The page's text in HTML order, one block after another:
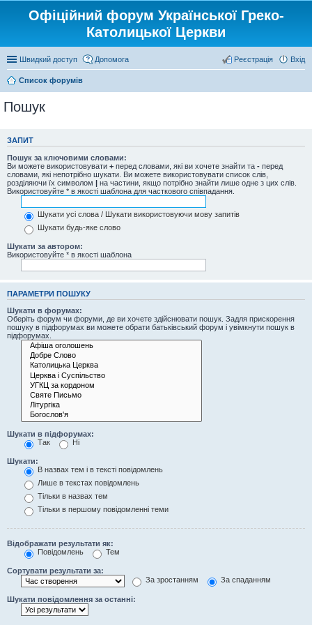
Офіційний форум Української Греко-
Католицької Церкви
Швидкий доступ Допомога Вхід
Реєстрація
Список форумів
Пошук
ЗАПИТ
Пошук за ключовими словами:
Ви можете використовувати + перед словами, які ви хочете знайти та - перед
словами, які непотрібно шукати. Ви можете використовувати список слів,
розділяючи їх символом | на частини, якщо потрібно знайти лише одне з цих слів.
Використовуйте * в якості шаблона для часткового співпадання.
Шукати усі слова / Шукати використовуючи мову запитів
Шукати будь-яке слово
Шукати за автором:
Використовуйте * в якості шаблона
ПАРАМЕТРИ ПОШУКУ
Шукати в форумах:
Оберіть форум чи форуми, де ви хочете здійснювати пошук. Задля прискорення
пошуку в підфорумах ви можете обрати батьківський форум і увімкнути пошук в
підфорумах.
Шукати в підфорумах:
Так
Ні
Шукати:
В назвах тем і в тексті повідомлень
Лише в текстах повідомлень
Тільки в назвах тем
Тільки в першому повідомленні теми
Відображати результати як:
Повідомлень
Тем
Сортувати результати за:
За зростанням
За спаданням
Шукати повідомлення за останні: